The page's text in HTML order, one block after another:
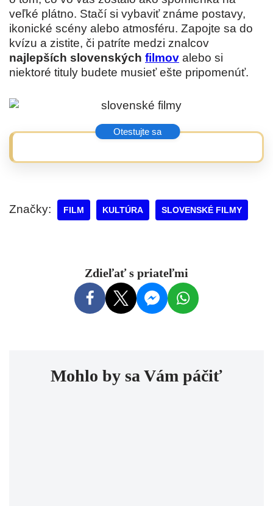
veľké plátno. Stačí si vybaviť známe postavy,
ikonické scény alebo atmosféru. Zapojte sa do
kvízu a zistite, či patríte medzi znalcov
najlepších slovenských filmov alebo si
niektoré tituly budete musieť ešte pripomenúť.
Značky: FILM KULTÚRA SLOVENSKÉ FILMY
Zdieľať s priateľmi
Mohlo by sa Vám páčiť